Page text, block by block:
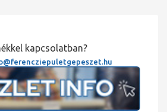
kapcsolatban?